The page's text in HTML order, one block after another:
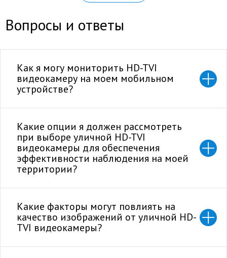
Вопросы и ответы
Как я могу мониторить HD-TVI
видеокамеру на моем мобильном
устройстве?
Какие опции я должен рассмотреть
при выборе уличной HD-TVI
видеокамеры для обеспечения
эффективности наблюдения на моей
территории?
Какие факторы могут повлиять на
качество изображений от уличной HD-
TVI видеокамеры?